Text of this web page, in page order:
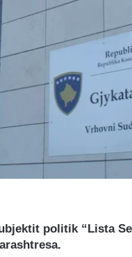
politik “Lista